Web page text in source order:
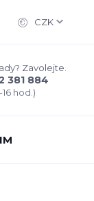
CZK
Zavolejte.
381 884
hod.)